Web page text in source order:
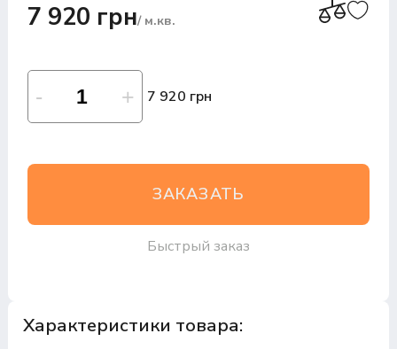
7 920 грн/ м.кв.
7 920 грн
ЗАКАЗАТЬ
Быстрый заказ
Характеристики товара: